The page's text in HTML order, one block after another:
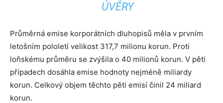
ÚVĚRY
Průměrná emise korporátních dluhopisů měla v prvním
letošním pololetí velikost 317,7 milionu korun. Proti
loňskému průměru se zvýšila o 40 milionů korun. V pěti
případech dosáhla emise hodnoty nejméně miliardy
korun. Celkový objem těchto pěti emisí činil 24 miliard
korun.